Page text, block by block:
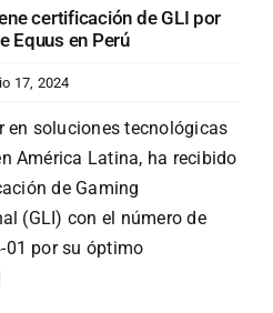
certificación de GLI por
Equus en Perú
17, 2024
en soluciones tecnológicas
América Latina, ha recibido
de Gaming
(GLI) con el número de
01 por su óptimo